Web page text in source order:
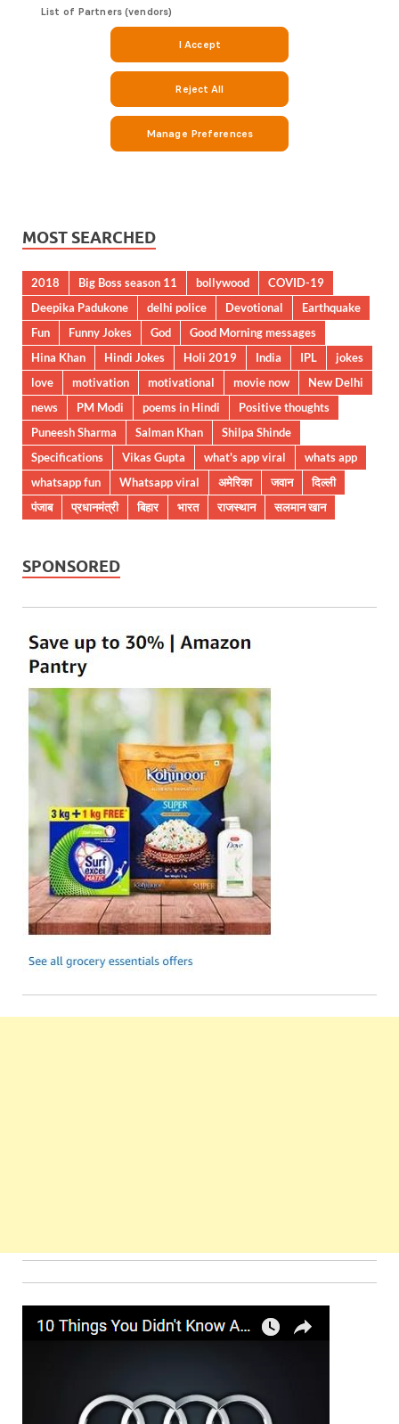
MOST SEARCHED
2018 Big Boss season 11 bollywood
COVID-19
Deepika Padukone
delhi police Devotional
Earthquake
Fun
Funny Jokes God
Good Morning messages
Hina Khan
Hindi Jokes Holi 2019 India IPL
jokes
love
motivation motivational movie now
New Delhi
news
PM Modi poems in Hindi
Positive thoughts
Puneesh Sharma
Salman Khan
Shilpa Shinde
Specifications
Vikas Gupta what's app viral
whats app
whatsapp fun
Whatsapp viral अमेरिका जवान
दिल्ली
पंजाब
प्रधानमंत्री बिहार भारत राजस्थान सलमान खान
SPONSORED